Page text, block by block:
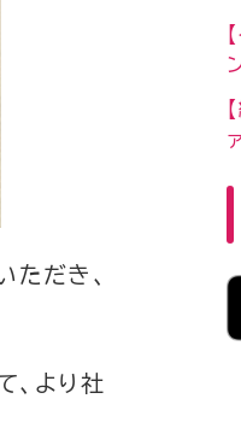
だき、
、より社